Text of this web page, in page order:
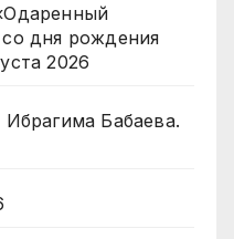
дня рождения
2026
Бабаева.